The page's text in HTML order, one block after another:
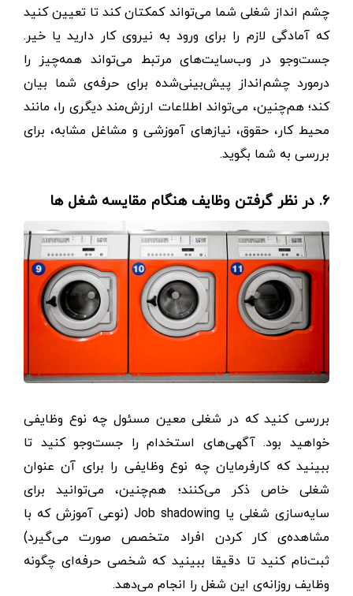
چشم انداز شغلی شما می‌تواند کمکتان کند تا تعیین کنید
که آمادگی لازم را برای ورود به نیروی کار دارید یا خیر.
جست‌وجو در وب‌سایت‌های مرتبط می‌تواند همه‌چیز را
درمورد چشم‌انداز پیش‌بینی‌شده برای حرفه‌ی شما بیان
کند؛ هم‌چنین، می‌تواند اطلاعات ارزش‌مند دیگری را، مانند
محیط کار، حقوق، نیازهای آموزشی و مشاغل مشابه، برای
بررسی به شما بگوید.
۶. در نظر گرفتن وظایف هنگام مقایسه شغل ها
بررسی کنید که در شغلی معین مسئول چه نوع وظایفی
خواهید بود. آگهی‌های استخدام را جست‌وجو کنید تا
ببینید که کارفرمایان چه نوع وظایفی را برای آن عنوان
شغلی خاص ذکر می‌کنند؛ هم‌چنین، می‌توانید برای
سایه‌سازی شغلی یا Job shadowing (نوعی آموزش که با
مشاهده‌ی کار کردن افراد متخصص صورت می‌گیرد)
ثبت‌نام کنید تا دقیقا ببینید که شخصی حرفه‌ای چگونه
وظایف روزانه‌ی این شغل را انجام می‌دهد.